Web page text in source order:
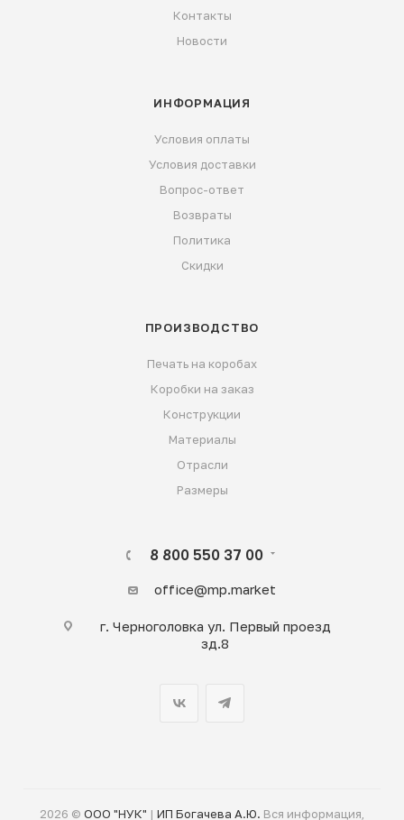
Контакты
Новости
ИНФОРМАЦИЯ
Условия оплаты
Условия доставки
Вопрос-ответ
Возвраты
Политика
Скидки
ПРОИЗВОДСТВО
Печать на коробах
Коробки на заказ
Конструкции
Материалы
Отрасли
Размеры
8 800 550 37 00
office@mp.market
г. Черноголовка ул. Первый проезд
зд.8
2026 © ООО "НУК" | ИП Богачева А.Ю. Вся информация,